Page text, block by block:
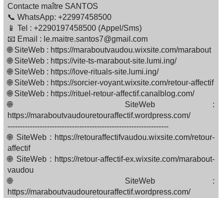
Contacte maître SANTOS
📞 WhatsApp: +22997458500
📱 Tel : +2290197458500 (Appel/Sms)
📧 Email : le.maitre.santos7@gmail.com
🌐 SiteWeb : https://maraboutvaudou.wixsite.com/marabout
🌐 SiteWeb : https://vite-ts-marabout-site.lumi.ing/
🌐 SiteWeb : https://love-rituals-site.lumi.ing/
🌐 SiteWeb : https://sorcier-voyant.wixsite.com/retour-affectif
🌐 SiteWeb : https://rituel-retour-affectif.canalblog.com/
🌐 SiteWeb :
https://maraboutvaudouretouraffectif.wordpress.com/
-----------------------------------------------------------------
🌐 SiteWeb : https://retouraffectifvaudou.wixsite.com/retour-
affectif
🌐 SiteWeb : https://retour-affectif-ex.wixsite.com/marabout-
vaudou
🌐 SiteWeb :
https://maraboutvaudouretouraffectif.wordpress.com/